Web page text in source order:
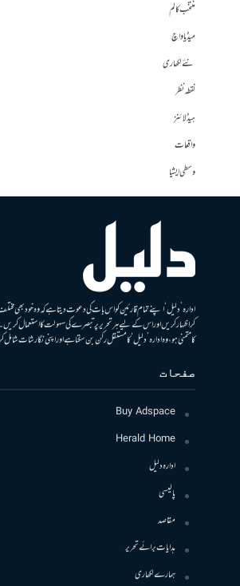
منتخب کالم
میڈیا واچ
نئے لکھاری
نقطہ نظر
ہیڈلائنز
واقعات
وسطی ایشیا
ادارہ ’دلیل‘ اپنے تمام قارئین کو اس بات کی دعوت دیتا ہے کہ وہ خود بھی
کر اظہار کریں اور اس کے لیے ہر تحریر پر تبصرے کی سہولت کا استعمال
کا متمنی ہو، وہ ادارہ ’دلیل‘ کا مستقل رکن بن سکتا ہے اور اپنی نگارشات
صفحات
Buy Adspace
Herald Home
ادارہ دلیل
پالیسی
مقاصد
ہدایات برائے تحریر
ہمارے لکھاری